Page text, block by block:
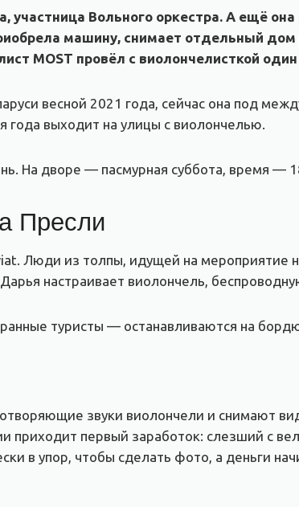
Вольного оркестра. А ещё
машину, снимает отдельный
MOST провёл с виолончелисткой
весной 2021 года, сейчас она под
года выходит на улицы с виолончелью.
На дворе — пасмурная суббота, время —
Пресли
Люди из толпы, идущей на мероприятие
настраивает виолончель,
туристы — останавливаются на
звуки виолончели и снимают
приходит первый заработок: слезший с
в упор, чтобы сделать фото, а деньги